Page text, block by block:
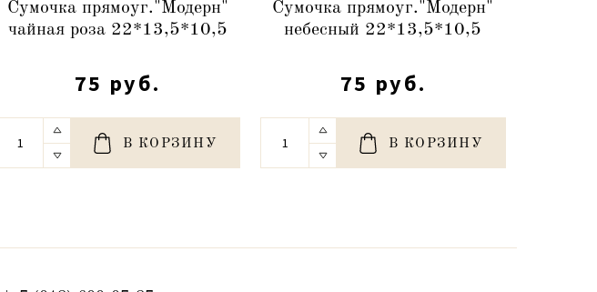
Сумочка прямоуг."Модерн"
чайная роза 22*13,5*10,5
75 руб.
В КОРЗИНУ
Сумочка прямоуг."Модерн"
небесный 22*13,5*10,5
75 руб.
В КОРЗИНУ